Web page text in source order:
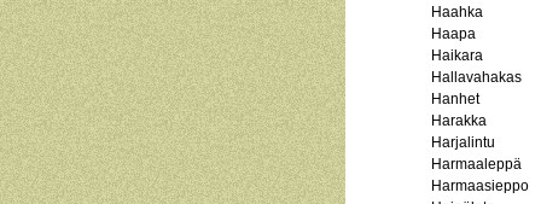
Haahka
Haapa
Haikara
Hallavahakas
Hanhet
Harakka
Harjalintu
Harmaaleppä
Harmaasieppo